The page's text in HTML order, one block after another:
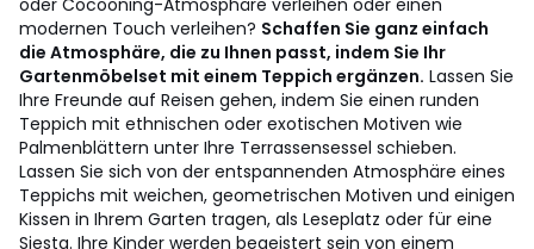
oder Cocooning-Atmosphäre verleihen oder einen
modernen Touch verleihen? Schaffen Sie ganz einfach
die Atmosphäre, die zu Ihnen passt, indem Sie Ihr
Gartenmöbelset mit einem Teppich ergänzen. Lassen Sie
Ihre Freunde auf Reisen gehen, indem Sie einen runden
Teppich mit ethnischen oder exotischen Motiven wie
Palmenblättern unter Ihre Terrassensessel schieben.
Lassen Sie sich von der entspannenden Atmosphäre eines
Teppichs mit weichen, geometrischen Motiven und einigen
Kissen in Ihrem Garten tragen, als Leseplatz oder für eine
Siesta. Ihre Kinder werden begeistert sein von einem